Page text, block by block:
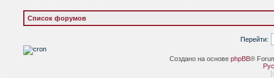
Список форумов
Перейти:
Создано на основе phpBB®
[